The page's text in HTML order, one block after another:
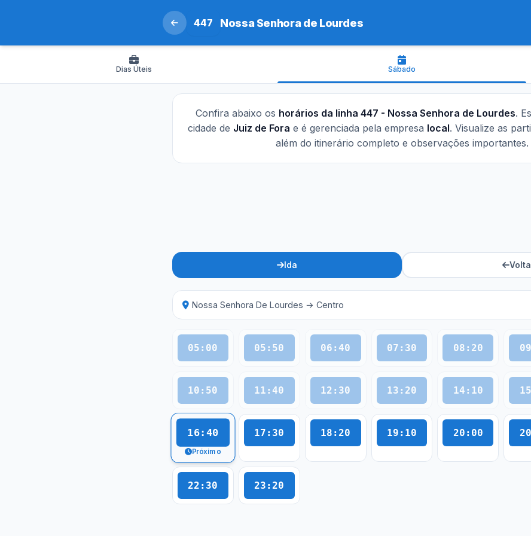
447 Nossa Senhora de Lourdes
Dias Úteis Sábado
Confira abaixo os horários da linha 447 - Nossa Senhora de Lourdes.
cidade de Juiz de Fora e é gerenciada pela empresa local. Visualize as
além do itinerário completo e observações importantes.
Ida Volta
Nossa Senhora De Lourdes → Centro
05:00 05:50 06:40 07:30 08:20
10:50 11:40 12:30 13:20 14:10
16:40
Próximo
17:30 18:20 19:10 20:00
22:30 23:20